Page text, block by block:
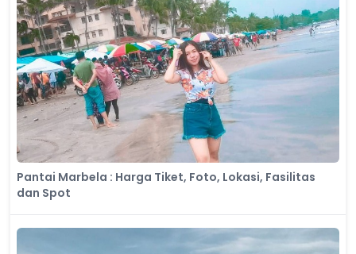
Pantai Marbela : Harga Tiket, Foto, Lokasi, Fasilitas
dan Spot